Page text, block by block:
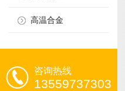
高温合金
咨询热线
13559737303